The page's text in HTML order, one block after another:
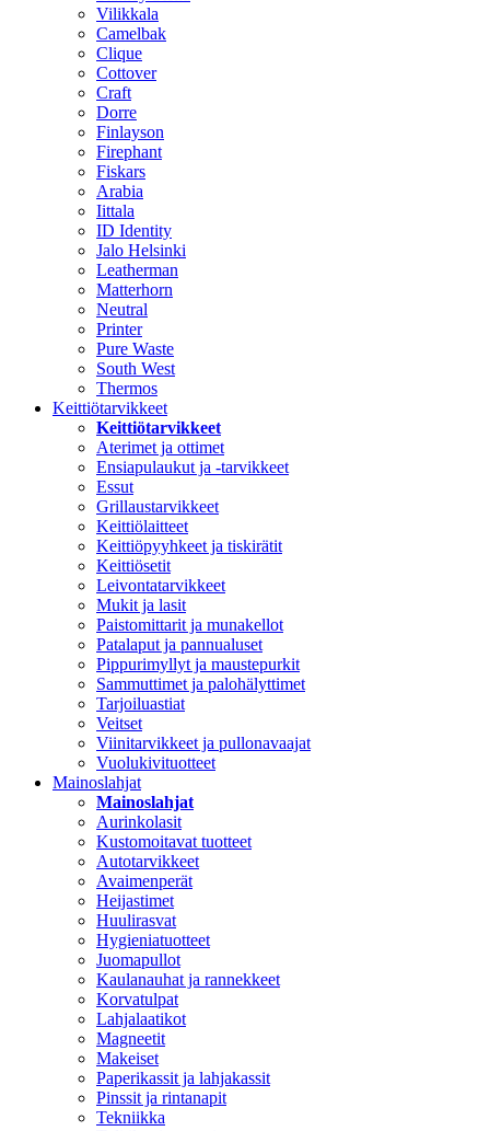
Vilikkala
Camelbak
Clique
Cottover
Craft
Dorre
Finlayson
Firephant
Fiskars
Arabia
Iittala
ID Identity
Jalo Helsinki
Leatherman
Matterhorn
Neutral
Printer
Pure Waste
South West
Thermos
Keittiötarvikkeet
Keittiötarvikkeet
Aterimet ja ottimet
Ensiapulaukut ja -tarvikkeet
Essut
Grillaustarvikkeet
Keittiölaitteet
Keittiöpyyhkeet ja tiskirätit
Keittiösetit
Leivontatarvikkeet
Mukit ja lasit
Paistomittarit ja munakellot
Patalaput ja pannualuset
Pippurimyllyt ja maustepurkit
Sammuttimet ja palohälyttimet
Tarjoiluastiat
Veitset
Viinitarvikkeet ja pullonavaajat
Vuolukivituotteet
Mainoslahjat
Mainoslahjat
Aurinkolasit
Kustomoitavat tuotteet
Autotarvikkeet
Avaimenperät
Heijastimet
Huulirasvat
Hygieniatuotteet
Juomapullot
Kaulanauhat ja rannekkeet
Korvatulpat
Lahjalaatikot
Magneetit
Makeiset
Paperikassit ja lahjakassit
Pinssit ja rintanapit
Tekniikka